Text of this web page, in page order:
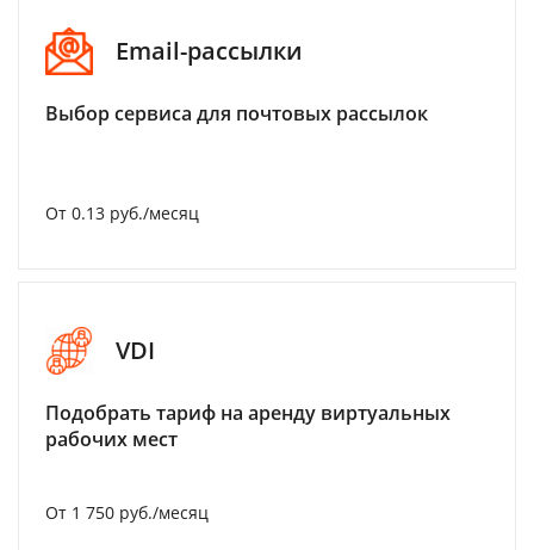
Email-рассылки
Выбор сервиса для почтовых рассылок
От 0.13 руб./месяц
VDI
Подобрать тариф на аренду виртуальных
рабочих мест
От 1 750 руб./месяц